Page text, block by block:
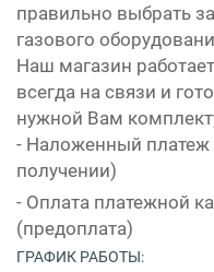
правильно выбрать
газового
Наш магазин
всегда на связи и
нужной Вам
- Наложенный платеж
получении)
- Оплата платежной
(предоплата)
ГРАФИК РАБОТЫ: